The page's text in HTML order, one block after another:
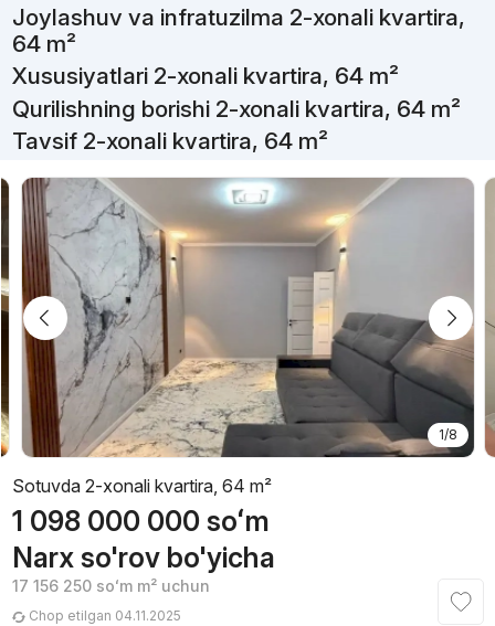
Joylashuv va infratuzilma 2-xonali kvartira,
64 m²
Xususiyatlari 2-xonali kvartira, 64 m²
Qurilishning borishi 2-xonali kvartira, 64 m²
Tavsif 2-xonali kvartira, 64 m²
1/8
Sotuvda 2-xonali kvartira, 64 m²
1 098 000 000 soʻm
Narx so'rov bo'yicha
17 156 250 soʻmm² uchun
Chop etilgan 04.11.2025